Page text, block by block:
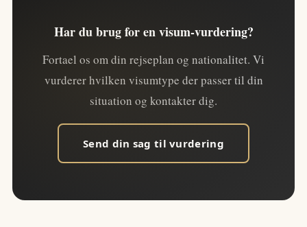
Har du brug for en visum-vurdering?
Fortael os om din rejseplan og nationalitet. Vi
vurderer hvilken visumtype der passer til din
situation og kontakter dig.
Send din sag til vurdering